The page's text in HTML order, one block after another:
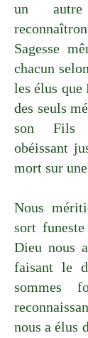
un
Sagesse
chacun
les élus que
des seuls
son Fils
obéissant
mort sur
Nous
sort
Dieu nous
faisant le
sommes
nous a élus